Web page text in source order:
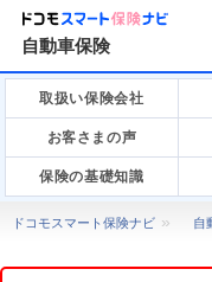
自動車保険
取扱い保険会社
お客さまの声
保険の基礎知識
ドコモスマート保険ナビ 自